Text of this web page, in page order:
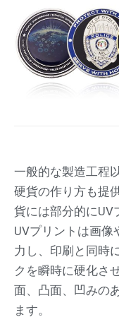
一般的な製造工程
硬貨の作り方も提
貨には部分的にUV
UVプリントは画像
力し、印刷と同時
クを瞬時に硬化さ
面、凸面、凹みの
ます。